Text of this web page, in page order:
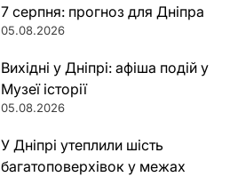
7 серпня: прогноз для Дніпра
05.08.2026
Вихідні у Дніпрі: афіша подій у
Музеї історії
05.08.2026
У Дніпрі утеплили шість
багатоповерхівок у межах